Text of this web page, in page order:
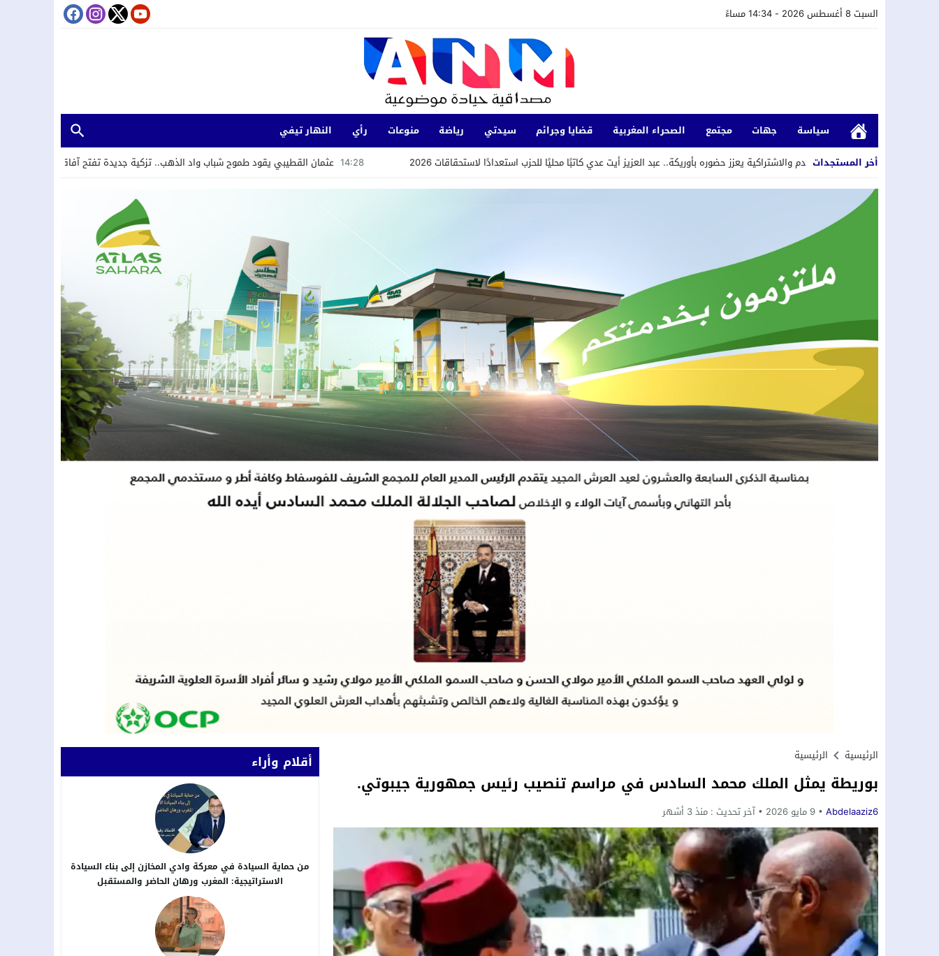
السبت 8 أغسطس 2026 - 14:34 مساءً
سياسة جهات مجتمع الصحراء المغربية قضايا وجرائم سيدتي رياضة منوعات رأي
النهار تيفي
أخر المستجدات
14:28 عثمان القطيبي يقود طموح شباب واد الذهب.. تزكية جديدة تفتح آفاقاً للمستقبل 14:23 وزارة النقل التقدم والاشتراكية يعزز حضوره بأوريكة.. عبد العزيز أيت عدي كاتبًا محليًا للحزب استعدادًا لاستحقاقات 2026
الرئيسية الرئيسية
بوريطة يمثل الملك محمد السادس في مراسم تنصيب رئيس جمهورية جيبوتي.
Abdelaaziz6 9 مايو 2026 آخر تحديث : منذ 3 أشهر
أقلام وأراء
من حماية السيادة في معركة وادي المخازن إلى بناء السيادة
الاستراتيجية: المغرب ورهان الحاضر والمستقبل